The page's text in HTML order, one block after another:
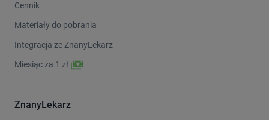
Cennik
Materiały do pobrania
Integracja ze ZnanyLekarz
Miesiąc za 1 zł
ZnanyLekarz